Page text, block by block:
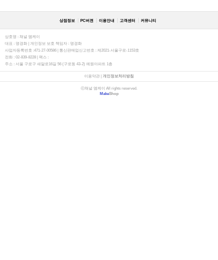
상점정보 PC버젼 이용안내 고객센터 커뮤니티
상호명 : 채널 엠케이
대표 : 명경화 | 개인정보 보호 책임자 : 명경화
사업자등록번호 :471-27-00586 | 통신판매업신고번호 : 제2021-서울구로-1153호
전화 : 02-839-8228 | 팩스 :
주소 : ​서울 구로구 새말로16길 56 (구로동 43-2) 예원아파트 1층
이용약관 | 개인정보처리방침
ⓒ채널 엠케이 All rights reserved.
MakeShop